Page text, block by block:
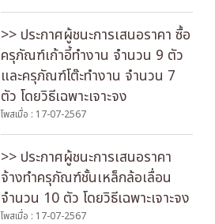
>> ประกาศผู้ชนะการเสนอราคา ซื้อ
ครุภัณฑ์เก้าอี้ทำงาน จำนวน 9 ตัว
และครุภัณฑ์โต๊ะทำงาน จำนวน 7
ตัว โดยวิธีเฉพาะเจาะจง
โพสเมื่อ : 17-07-2567
>> ประกาศผู้ชนะการเสนอราคา
จ้างทำครุภัณฑ์ชั้นเหล็กล้อเลื่อน
จำนวน 10 ตัว โดยวิธีเฉพาะเจาะจง
โพสเมื่อ : 17-07-2567